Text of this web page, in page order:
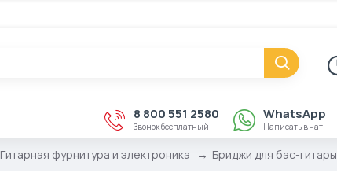
8 800 551 2580
Звонок бесплатный
WhatsApp
Написать в чат
Гитарная фурнитура и электроника Бриджи для бас-гитары